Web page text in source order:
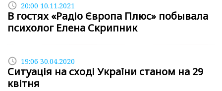
access_time 20:00 10.11.2021
В гостях «Радіо Європа Плюс» побывала
психолог Елена Скрипник
access_time 19:06 30.04.2020
Ситуація на сході України станом на 29
квітня